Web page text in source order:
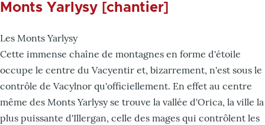
Monts Yarlysy [chantier]
Les Monts Yarlysy
Cette immense chaîne de montagnes en forme d'étoile
occupe le centre du Vacyentir et, bizarrement, n'est sous le
contrôle de Vacylnor qu'officiellement. En effet au centre
même des Monts Yarlysy se trouve la vallée d'Orica, la ville la
plus puissante d'Illergan, celle des mages qui contrôlent les